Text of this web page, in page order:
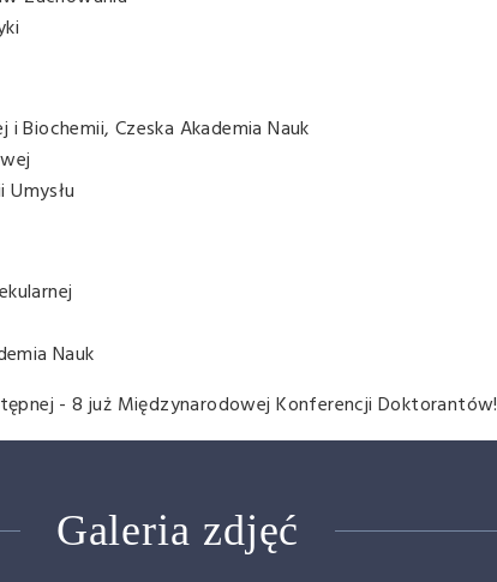
Biochemii, Czeska Akademia Nauk
Nauk
- 8 już Międzynarodowej Konferencji Doktorantów!
Galeria zdjęć